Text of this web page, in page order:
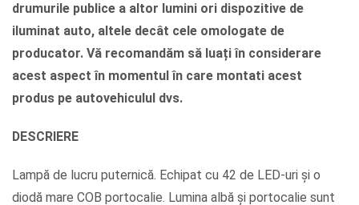
drumurile publice a altor lumini ori dispozitive de
iluminat auto, altele decât cele omologate de
producator. Vă recomandăm să luați în considerare
acest aspect în momentul în care montati acest
produs pe autovehiculul dvs.
DESCRIERE
Lampă de lucru puternică. Echipat cu 42 de LED-uri și o
diodă mare COB portocalie. Lumina albă și portocalie sunt